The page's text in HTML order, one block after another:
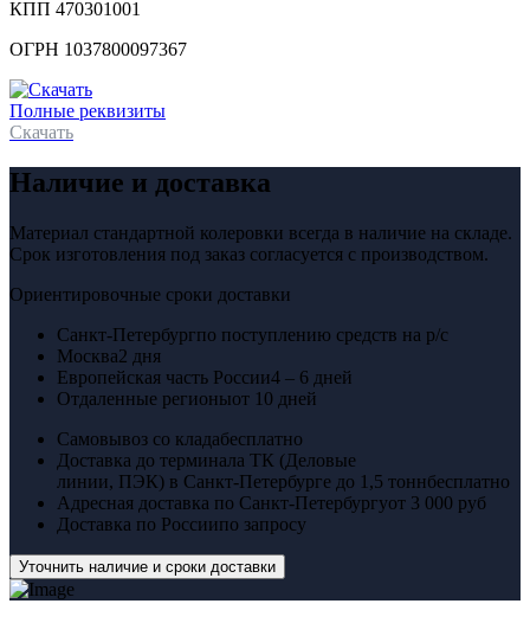
КПП 470301001
ОГРН 1037800097367
Полные реквизиты
Скачать
Наличие и доставка
Материал стандартной колеровки всегда в наличие на складе.
Срок изготовления под заказ согласуется с производством.
Ориентировочные сроки доставки
Санкт-Петербургпо поступлению средств на р/с
Москва2 дня
Европейская часть России4 – 6 дней
Отдаленные регионыот 10 дней
Самовывоз со кладабесплатно
Доставка до терминала ТК (Деловые
линии, ПЭК) в Санкт-Петербурге до 1,5 тоннбесплатно
Адресная доставка по Санкт-Петербургуот 3 000 руб
Доставка по Россиипо запросу
Уточнить наличие и сроки доставки